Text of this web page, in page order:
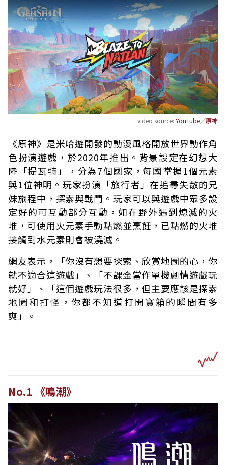
video source: YouTube／原神
《原神》是米哈遊開發的動漫風格開放世界動作角
色扮演遊戲，於2020年推出。背景設定在幻想大
陸「提瓦特」，分為7個國家，每國掌握1個元素
與1位神明。玩家扮演「旅行者」在追尋失散的兄
妹旅程中，探索與戰鬥。玩家可以與遊戲中眾多設
定好的可互動部分互動，如在野外遇到熄滅的火
堆，可使用火元素手動點燃並烹飪，已點燃的火堆
接觸到水元素則會被澆滅。
網友表示，「你沒有想要探索、欣賞地圖的心，你
就不適合這遊戲」、「不課金當作單機劇情遊戲玩
就好」、「這個遊戲玩法很多，但主要應該是探索
地圖和打怪，你都不知道打開寶箱的瞬間有多
爽」。
No.1 《鳴潮》